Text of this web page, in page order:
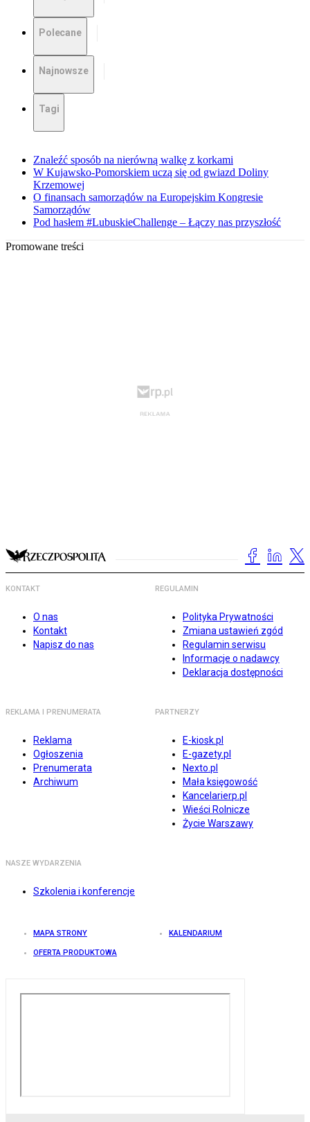
Polecane
Najnowsze
Tagi
Znaleźć sposób na nierówną walkę z korkami
W Kujawsko-Pomorskiem uczą się od gwiazd Doliny
Krzemowej
O finansach samorządów na Europejskim Kongresie
Samorządów
Pod hasłem #LubuskieChallenge – Łączy nas przyszłość
Promowane treści
KONTAKT
O nas
Kontakt
Napisz do nas
REGULAMIN
Polityka Prywatności
Zmiana ustawień zgód
Regulamin serwisu
Informacje o nadawcy
Deklaracja dostępności
REKLAMA I PRENUMERATA
Reklama
Ogłoszenia
Prenumerata
Archiwum
PARTNERZY
E-kiosk.pl
E-gazety.pl
Nexto.pl
Mała księgowość
Kancelarierp.pl
Wieści Rolnicze
Życie Warszawy
NASZE WYDARZENIA
Szkolenia i konferencje
MAPA STRONY KALENDARIUM
OFERTA PRODUKTOWA